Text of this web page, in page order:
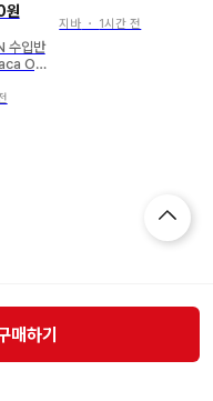
수입반
Op.
지바 ・ 1시간 전
매하기